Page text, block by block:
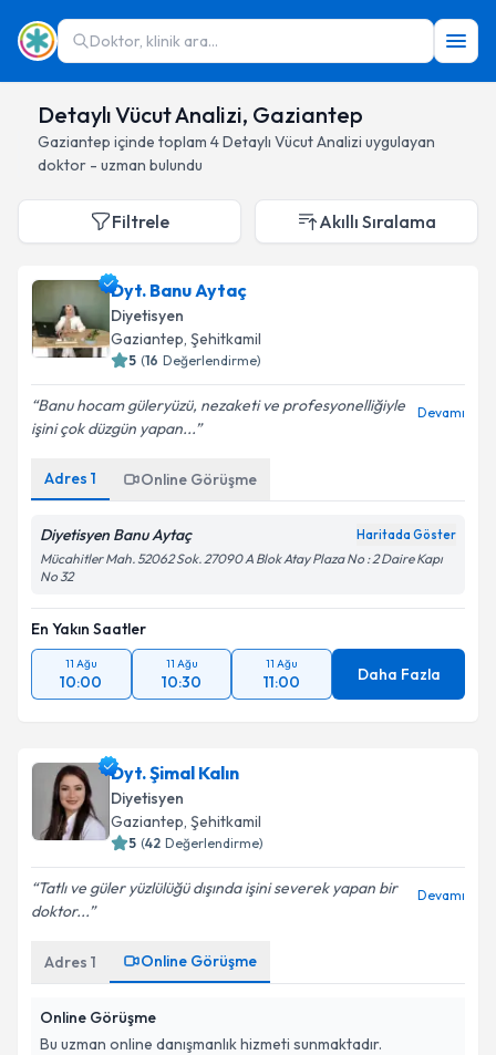
Doktor, klinik ara...
Detaylı Vücut Analizi, Gaziantep
Gaziantep içinde toplam 4Detaylı Vücut Analizi uygulayan
doktor - uzman bulundu
Filtrele Akıllı Sıralama
Dyt. Banu Aytaç
Diyetisyen
Gaziantep, Şehitkamil
5 (16 Değerlendirme)
Banu hocam güleryüzü, nezaketi ve profesyonelliğiyle
işini çok düzgün yapan...
Devamı
Adres 1 Online Görüşme
Diyetisyen Banu Aytaç Haritada Göster
Mücahitler Mah. 52062 Sok. 27090 A Blok Atay Plaza No : 2 Daire Kapı
No 32
En Yakın Saatler
11 Ağu
10:00
11 Ağu
10:30
11 Ağu
11:00 Daha Fazla
Dyt. Şimal Kalın
Diyetisyen
Gaziantep, Şehitkamil
5 (42 Değerlendirme)
Tatlı ve güler yüzlülüğü dışında işini severek yapan bir
doktor...
Devamı
Adres 1 Online Görüşme
Online Görüşme
Bu uzman online danışmanlık hizmeti sunmaktadır.